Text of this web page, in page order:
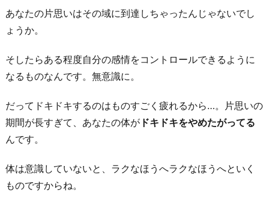
あなたの片思いはその域に到達しちゃったんじゃないでし
ょうか。
そしたらある程度自分の感情をコントロールできるように
なるものなんです。無意識に。
だってドキドキするのはものすごく疲れるから…。片思いの
期間が長すぎて、あなたの体が ドキドキをやめたがってる
んです。
体は意識していないと、ラクなほうへラクなほうへといく
ものですからね。